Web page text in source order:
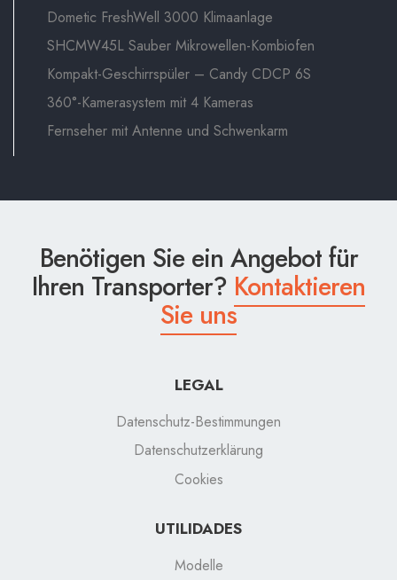
Dometic FreshWell 3000 Klimaanlage
SHCMW45L Sauber Mikrowellen-Kombiofen
Kompakt-Geschirrspüler – Candy CDCP 6S
360°-Kamerasystem mit 4 Kameras
Fernseher mit Antenne und Schwenkarm
Benötigen Sie ein Angebot für
Ihren Transporter? Kontaktieren
Sie uns
LEGAL
Datenschutz-Bestimmungen
Datenschutzerklärung
Cookies
UTILIDADES
Modelle